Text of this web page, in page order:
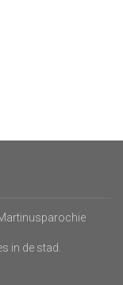
in de stad.